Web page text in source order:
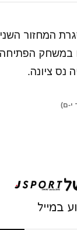
המחזור
במשחק
נס ציונה.
י-ם)
במייל